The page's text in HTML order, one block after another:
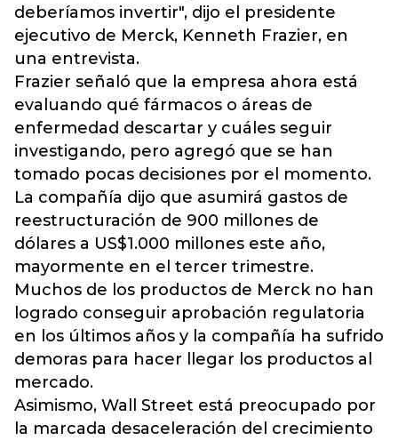
deberíamos invertir", dijo el presidente
ejecutivo de Merck, Kenneth Frazier, en
una entrevista.
Frazier señaló que la empresa ahora está
evaluando qué fármacos o áreas de
enfermedad descartar y cuáles seguir
investigando, pero agregó que se han
tomado pocas decisiones por el momento.
La compañía dijo que asumirá gastos de
reestructuración de 900 millones de
dólares a US$1.000 millones este año,
mayormente en el tercer trimestre.
Muchos de los productos de Merck no han
logrado conseguir aprobación regulatoria
en los últimos años y la compañía ha sufrido
demoras para hacer llegar los productos al
mercado.
Asimismo, Wall Street está preocupado por
la marcada desaceleración del crecimiento